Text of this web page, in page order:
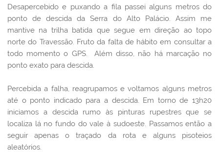
Desapercebido e puxando a fila passei alguns metros do
ponto de descida da Serra do Alto Palácio. Assim me
mantive na trilha batida que segue em direção ao topo
norte do Travessão. Fruto da falta de hábito em consultar a
todo momento o GPS. Além disso, não há marcação no
ponto exato para descida.
Percebida a falha, reagrupamos e voltamos alguns metros
até o ponto indicado para a descida. Em torno de 13h20
iniciamos a descida rumo às pinturas rupestres que se
localiza lá no fundo do vale à sudoeste. Passamos então a
seguir apenas o traçado da rota e alguns pisoteios
aleatórios.